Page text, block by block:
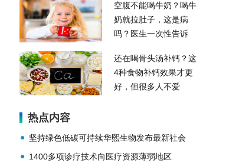
空腹不能喝牛奶？喝牛
奶就拉肚子，这是病
吗？医生一次性告诉
还在喝骨头汤补钙？这
4种食物补钙效果才更
好，但很多人不爱
热点内容
坚持绿色低碳可持续华熙生物发布最新社会
1400多项诊疗技术向医疗资源薄弱地区